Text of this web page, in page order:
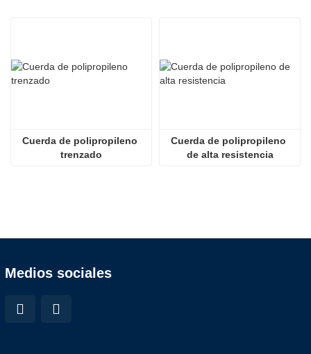
Cuerda de polipropileno
trenzado
Cuerda de polipropileno
de alta resistencia
Medios sociales